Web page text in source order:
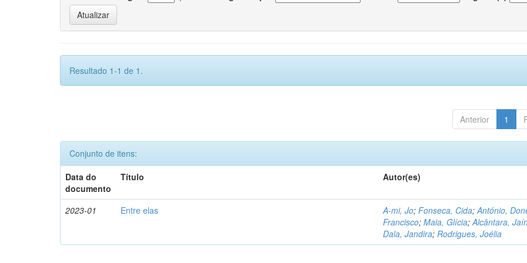
Resultado 1-1 de 1.
Anterior 1
Conjunto de itens:
Data do
documento
Título Autor(es)
2023-01 Entre elas A-mi, Jo;Fonseca, Cida;António,
Francisco;Maia, Glícia;Alcântara,
Dala, Jandira;Rodrigues, Joélia